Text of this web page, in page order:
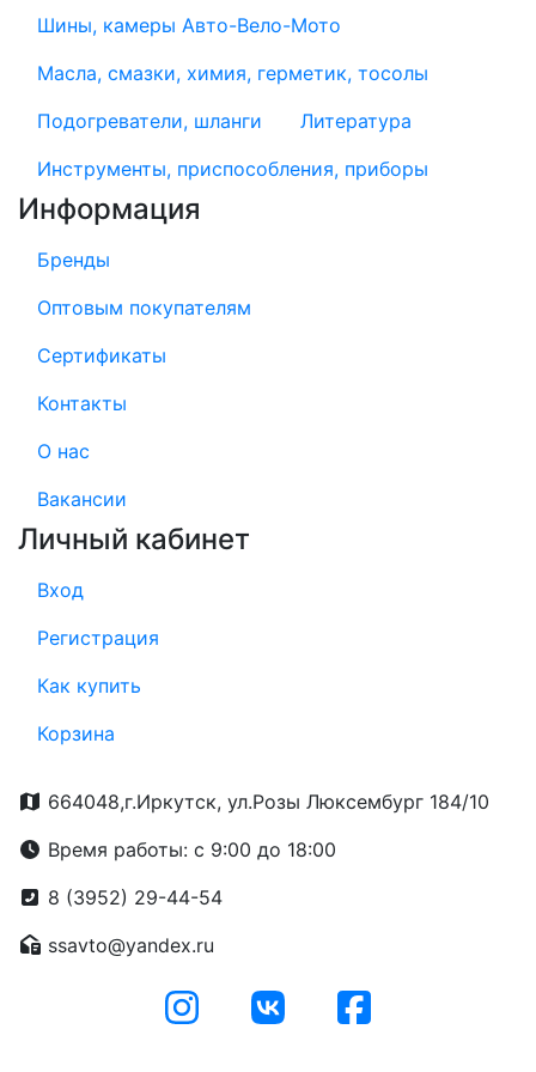
Шины, камеры Авто-Вело-Мото
Масла, смазки, химия, герметик, тосолы
Подогреватели, шланги
Литература
Инструменты, приспособления, приборы
Информация
Бренды
Оптовым покупателям
Сертификаты
Контакты
О нас
Вакансии
Личный кабинет
Вход
Регистрация
Как купить
Корзина
664048,г.Иркутск, ул.Розы Люксембург 184/10
Время работы: с 9:00 до 18:00
8 (3952) 29-44-54
ssavto@yandex.ru